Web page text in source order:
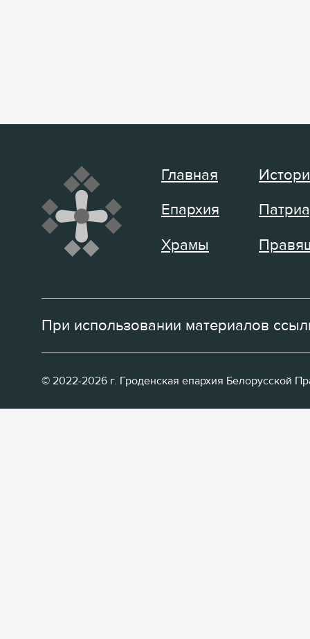
Главная
Епархия
Храмы
При использовании материалов
© 2022-2026 г. Гроденская епархия Белорусской